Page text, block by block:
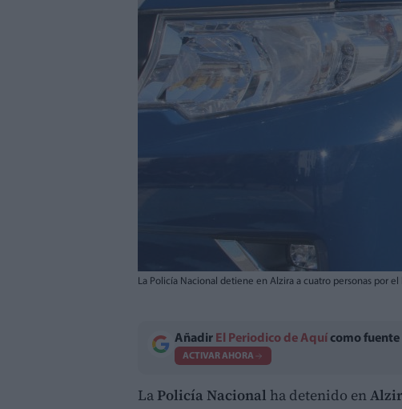
La Policía Nacional detiene en Alzira a cuatro personas por
Añadir El Periodico de Aquí como
ACTIVAR AHORA
La Policía Nacional ha detenido en